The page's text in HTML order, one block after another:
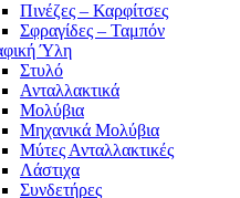
Πινέζες – Καρφίτσες
Σφραγίδες – Ταμπόν
Ύλη
Στυλό
Ανταλλακτικά
Μολύβια
Μηχανικά Μολύβια
Μύτες Ανταλλακτικές
Λάστιχα
Συνδετήρες